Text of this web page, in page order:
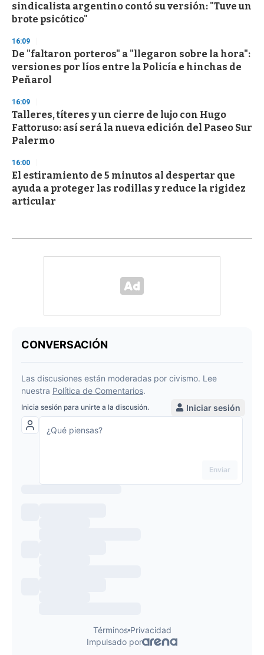
sindicalista argentino contó su versión: "Tuve un
brote psicótico"
16:09
De "faltaron porteros" a "llegaron sobre la hora":
versiones por líos entre la Policía e hinchas de
Peñarol
16:09
Talleres, títeres y un cierre de lujo con Hugo
Fattoruso: así será la nueva edición del Paseo Sur
Palermo
16:00
El estiramiento de 5 minutos al despertar que
ayuda a proteger las rodillas y reduce la rigidez
articular